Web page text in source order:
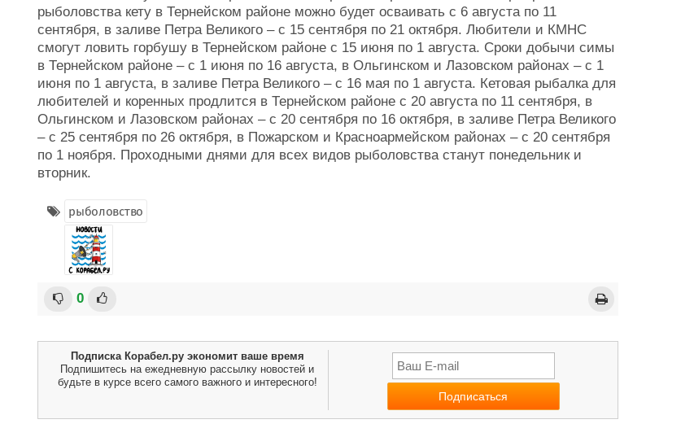
рыболовства кету в Тернейском районе можно будет осваивать с 6 августа по 11
сентября, в заливе Петра Великого – с 15 сентября по 21 октября. Любители и КМНС
смогут ловить горбушу в Тернейском районе с 15 июня по 1 августа. Сроки добычи симы
в Тернейском районе – с 1 июня по 16 августа, в Ольгинском и Лазовском районах – с 1
июня по 1 августа, в заливе Петра Великого – с 16 мая по 1 августа. Кетовая рыбалка для
любителей и коренных продлится в Тернейском районе с 20 августа по 11 сентября, в
Ольгинском и Лазовском районах – с 20 сентября по 16 октября, в заливе Петра Великого
– с 25 сентября по 26 октября, в Пожарском и Красноармейском районах – с 20 сентября
по 1 ноября. Проходными днями для всех видов рыболовства станут понедельник и
вторник.
рыболовство
0
Подписка Корабел.ру экономит ваше время
Подпишитесь на ежедневную рассылку новостей и
будьте в курсе всего самого важного и интересного!